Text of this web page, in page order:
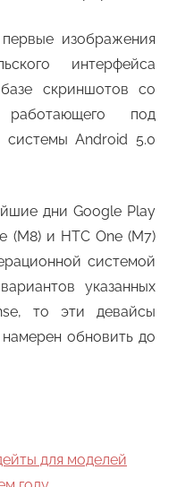
изображения
интерфейса
скриншотов со
под
системы Android 5.0
дни Google Play
(M8) и HTC One (M7)
системой
указанных
то эти девайсы
обновить до
для моделей